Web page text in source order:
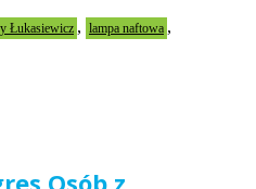
Łukasiewicz , lampa naftowa ,